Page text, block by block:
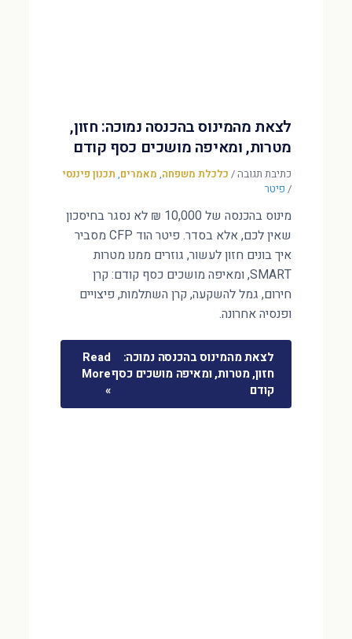
לצאת מהמינוס בהכנסה נמוכה: חזון,
מטרות, ומאיפה מושכים כסף קודם
כתיבת תגובה/ כלכלת משפחה, מאמרים, תכנון פיננסי
/ פיטר
מינוס בהכנסה של 10,000 ₪ לא נסגר בחיסכון
שאין לכם, אלא בסדר. פיטר הוד CFP מסביר
איך בונים חזון לעשור, גוזרים ממנו מטרות
SMART, ומאיפה מושכים כסף קודם: קרן
חירום, גמל להשקעה, קרן השתלמות, פיצויים
ופנסיה אחרונה.
לצאת מהמינוס בהכנסה נמוכה:
חזון, מטרות, ומאיפה מושכים כסף
קודם
Read
More
»